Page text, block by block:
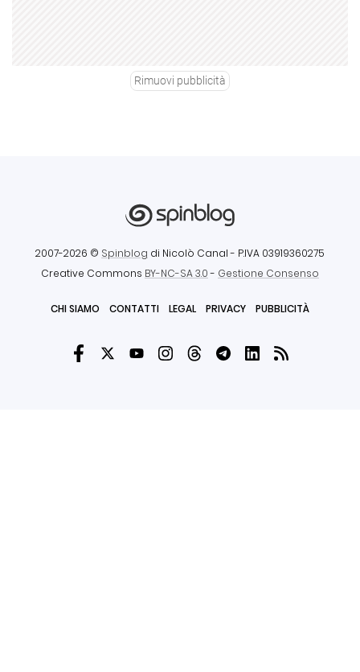
Rimuovi pubblicità
2007-2026 © Spinblog di Nicolò Canal - P.IVA 03919360275
Creative Commons BY-NC-SA 3.0- Gestione Consenso
CHI SIAMO CONTATTI LEGAL PRIVACY PUBBLICITÀ